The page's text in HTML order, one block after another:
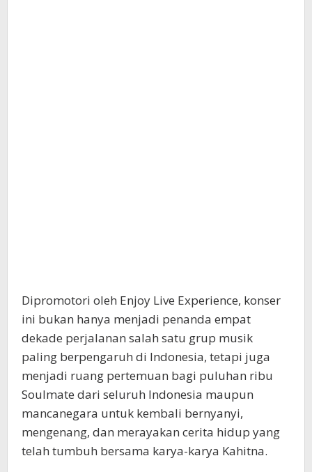
Dipromotori oleh Enjoy Live Experience, konser
ini bukan hanya menjadi penanda empat
dekade perjalanan salah satu grup musik
paling berpengaruh di Indonesia, tetapi juga
menjadi ruang pertemuan bagi puluhan ribu
Soulmate dari seluruh Indonesia maupun
mancanegara untuk kembali bernyanyi,
mengenang, dan merayakan cerita hidup yang
telah tumbuh bersama karya-karya Kahitna.